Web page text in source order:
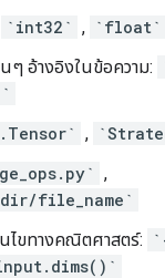
`int32` , `float`
ๆ อ้างอิงในข้อความ:
,
,
file_name`
ไขทางคณิตศาสตร์: